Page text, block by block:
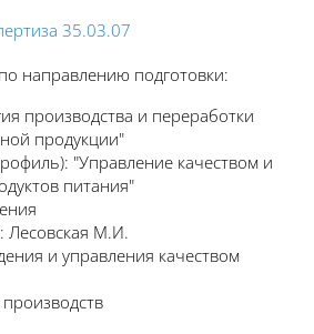
35.03.07
направлению подготовки:
производства и переработки
продукции"
"Управление качеством и
питания"
Лесовская М.И.
и управления качеством